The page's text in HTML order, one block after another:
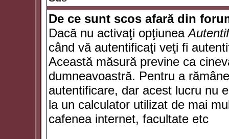
De ce sunt scos afară din
Dacă nu activaţi opţiunea
când vă autentificaţi veţi fi
Această măsură previne ca
dumneavoastră. Pentru a
autentificare, dar acest lucru nu
la un calculator utilizat de mai
cafenea internet, facultate etc